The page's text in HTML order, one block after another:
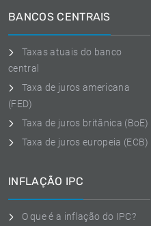
BANCOS CENTRAIS
Taxas atuais do banco
central
Taxa de juros americana
(FED)
Taxa de juros britânica (BoE)
Taxa de juros europeia (ECB)
INFLAÇÃO IPC
O que é a inflação do IPC?